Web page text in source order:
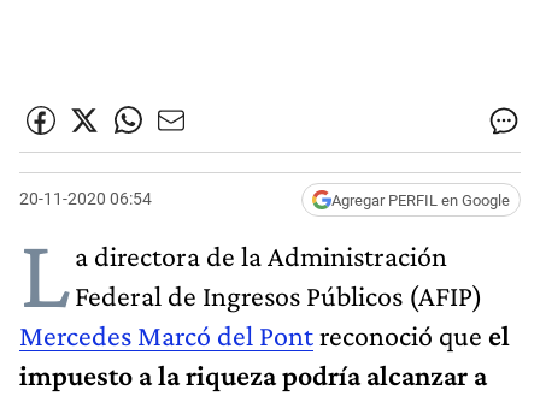
20-11-2020 06:54 Agregar PERFIL en Google
La directora de la Administración
Federal de Ingresos Públicos (AFIP)
Mercedes Marcó del Pontreconoció que el
impuesto a la riqueza podría alcanzar a